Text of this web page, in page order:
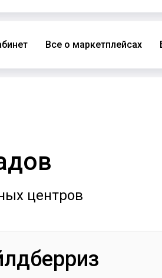
Все о маркетплейсах
центров